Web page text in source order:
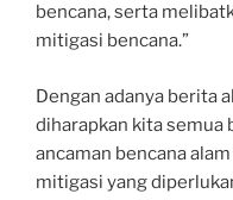
bencana, serta
mitigasi bencana.”
Dengan adanya berita
diharapkan kita semua
ancaman bencana
mitigasi yang